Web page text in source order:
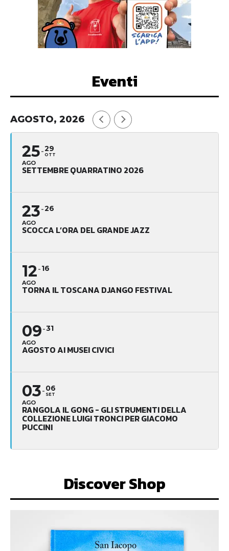
Eventi
AGOSTO, 2026
25
AGO
29
OTT
SETTEMBRE QUARRATINO 2026
23
AGO
26
SCOCCA L’ORA DEL GRANDE JAZZ
12
AGO
16
TORNA IL TOSCANA DJANGO FESTIVAL
09
AGO
31
AGOSTO AI MUSEI CIVICI
03
AGO
06
SET
RANGOLA IL GONG - GLI STRUMENTI DELLA
COLLEZIONE LUIGI TRONCI PER GIACOMO
PUCCINI
Discover Shop